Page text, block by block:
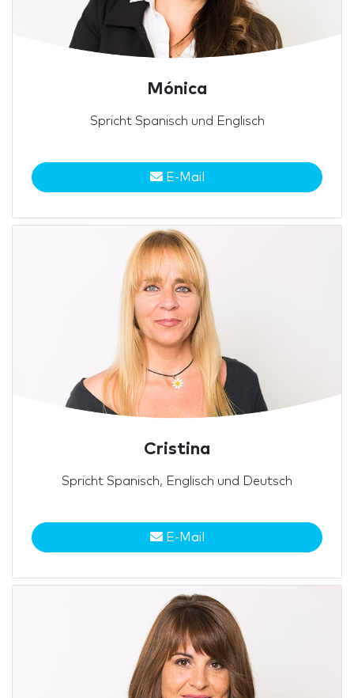
Mónica
Spricht Spanisch und Englisch
E-Mail
Cristina
Spricht Spanisch, Englisch und Deutsch
E-Mail